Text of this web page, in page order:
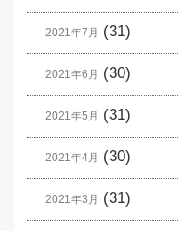
2021年7月 (31)
2021年6月 (30)
2021年5月 (31)
2021年4月 (30)
2021年3月 (31)